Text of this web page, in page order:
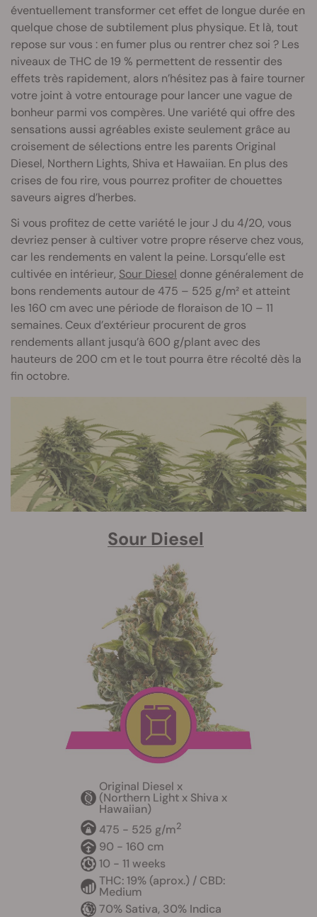
éventuellement transformer cet effet de longue durée en
quelque chose de subtilement plus physique. Et là, tout
repose sur vous : en fumer plus ou rentrer chez soi ? Les
niveaux de THC de 19 % permettent de ressentir des
effets très rapidement, alors n’hésitez pas à faire tourner
votre joint à votre entourage pour lancer une vague de
bonheur parmi vos compères. Une variété qui offre des
sensations aussi agréables existe seulement grâce au
croisement de sélections entre les parents Original
Diesel, Northern Lights, Shiva et Hawaiian. En plus des
crises de fou rire, vous pourrez profiter de chouettes
saveurs aigres d’herbes.
Si vous profitez de cette variété le jour J du 4/20, vous
devriez penser à cultiver votre propre réserve chez vous,
car les rendements en valent la peine. Lorsqu’elle est
cultivée en intérieur, Sour Diesel donne généralement de
bons rendements autour de 475 – 525 g/m² et atteint
les 160 cm avec une période de floraison de 10 – 11
semaines. Ceux d’extérieur procurent de gros
rendements allant jusqu’à 600 g/plant avec des
hauteurs de 200 cm et le tout pourra être récolté dès la
fin octobre.
Sour Diesel
Original Diesel x
(Northern Light x Shiva x
Hawaiian)
475 - 525 g/m2
90 - 160 cm
10 - 11 weeks
THC: 19% (aprox.) / CBD:
Medium
70% Sativa, 30% Indica